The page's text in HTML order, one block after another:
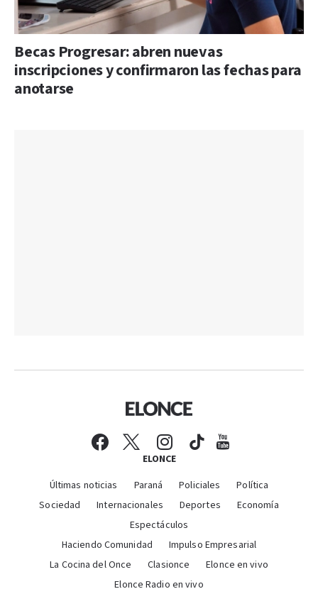
Becas Progresar: abren nuevas
inscripciones y confirmaron las fechas para
anotarse
ELONCE
Últimas noticias Paraná Policiales
Política
Sociedad
Internacionales Deportes
Economía
Espectáculos
Haciendo Comunidad
Impulso Empresarial
La Cocina del Once
Clasionce
Elonce en vivo
Elonce Radio en vivo